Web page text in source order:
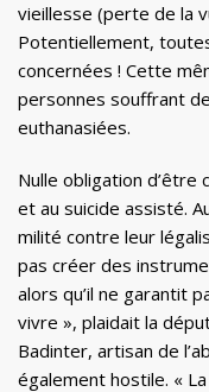
vieillesse (perte de la
Potentiellement,
concernées ! Cette
personnes souffrant
euthanasiées.
Nulle obligation d’être
et au suicide assisté.
milité contre leur
pas créer des
alors qu’il ne garantit
vivre », plaidait la
Badinter, artisan de
également hostile. «